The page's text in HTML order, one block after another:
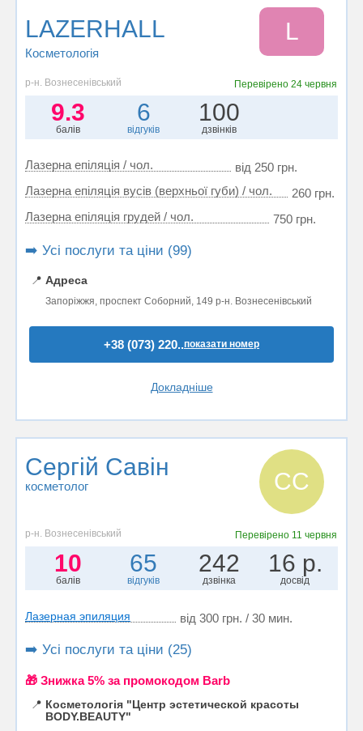
LAZERHALL
Косметологія
L
р-н. Вознесенівський Перевірено24 червня
9.3
балів
6
відгуків
100
дзвінків
Лазерна епіляція / чол.
від 250 грн.
Лазерна епіляція вусів (верхньої губи) / чол.
260 грн.
Лазерна епіляція грудей / чол.
750 грн.
➡️ Усі послуги та ціни (99)
📍 Адреса
Запоріжжя, проспект Соборний, 149 р-н. Вознесенівський
+38 (073) 220..показати номер
Докладніше
Сергій Савін
косметолог СС
р-н. Вознесенівський Перевірено 11 червня
10
балів
65
відгуків
242
дзвінка
16 р.
досвід
Лазерная эпиляция від 300 грн. / 30 мин.
➡️ Усі послуги та ціни (25)
🎁 Знижка 5% за промокодом Barb
📍 Косметологія "Центр эстетической красоты
BODY.BEAUTY"